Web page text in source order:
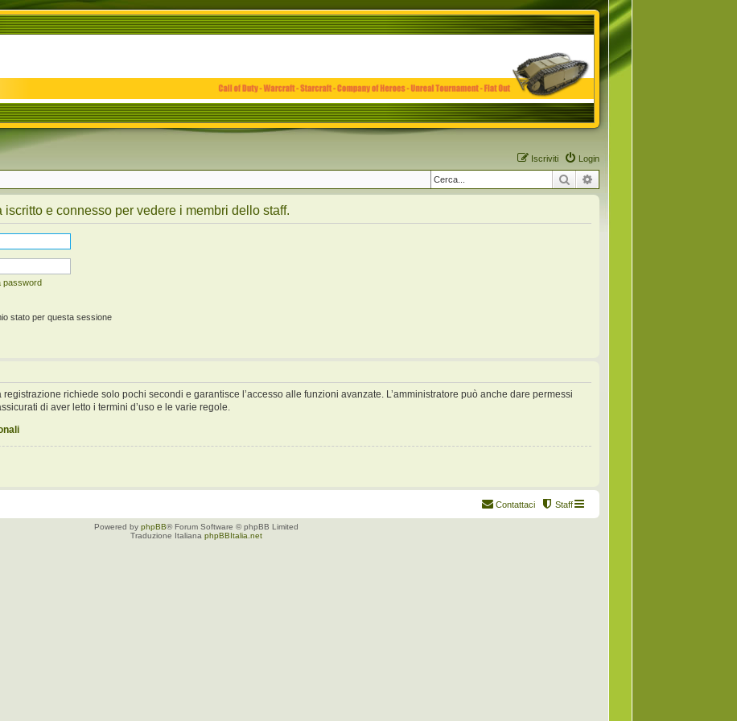
Login
Iscriviti
Cerca
iscritto e connesso per vedere i membri dello staff.
password
stato per questa sessione
richiede solo pochi secondi e garantisce l’accesso alle funzioni avanzate. L’amministratore può anche dare permessi
di aver letto i termini d’uso e le varie regole.
Staff
Contattaci
Powered by phpBB® Forum Software © phpBB Limited
Traduzione Italiana phpBBItalia.net